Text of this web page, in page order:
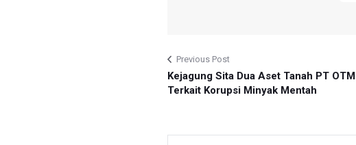
Previous Post
Kejagung Sita Dua Aset Tanah PT OTM
Terkait Korupsi Minyak Mentah